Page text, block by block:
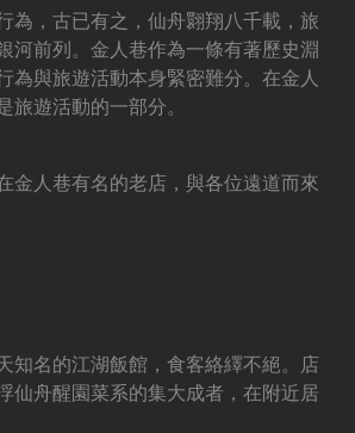
為，古已有之，仙舟翾翔八千載，旅
河前列。金人巷作為一條有著歷史淵
為與旅遊活動本身緊密難分。在金人
遊活動的一部分。
金人巷有名的老店，與各位遠道而來
知名的江湖飯館，食客絡繹不絕。店
仙舟醒園菜系的集大成者，在附近居